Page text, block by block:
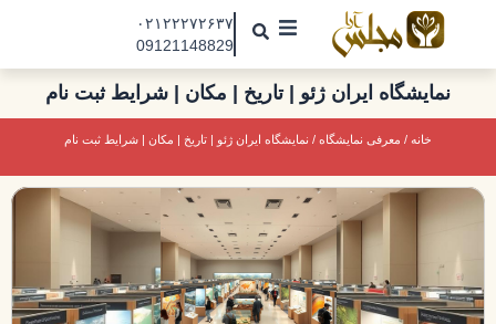
محتوا
مقالات
درباره ما
تماس با ما
جذب نیرو
۰۲۱۲۲۲۷۲۶۳۷
09121148829
نمایشگاه ایران ژئو | تاریخ | مکان | شرایط ثبت نام
خانه / معرفی نمایشگاه / نمایشگاه ایران ژئو | تاریخ | مکان | شرایط ثبت نام